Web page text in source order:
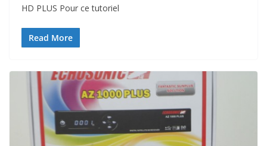
HD PLUS Pour ce tutoriel
Read More